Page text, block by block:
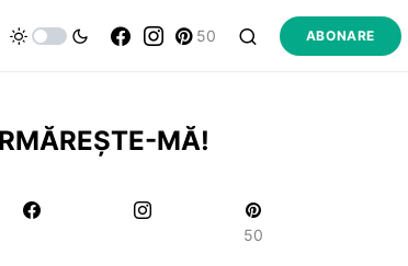
50 ABONARE
MĂ!
50